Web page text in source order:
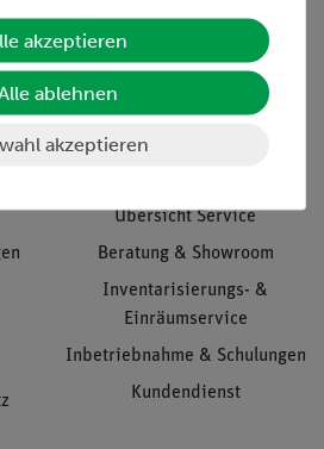
Service
Übersicht Service
Beratung & Showroom
Inventarisierungs- &
Einräumservice
Inbetriebnahme & Schulungen
Kundendienst
akzeptieren
ablehnen
akzeptieren